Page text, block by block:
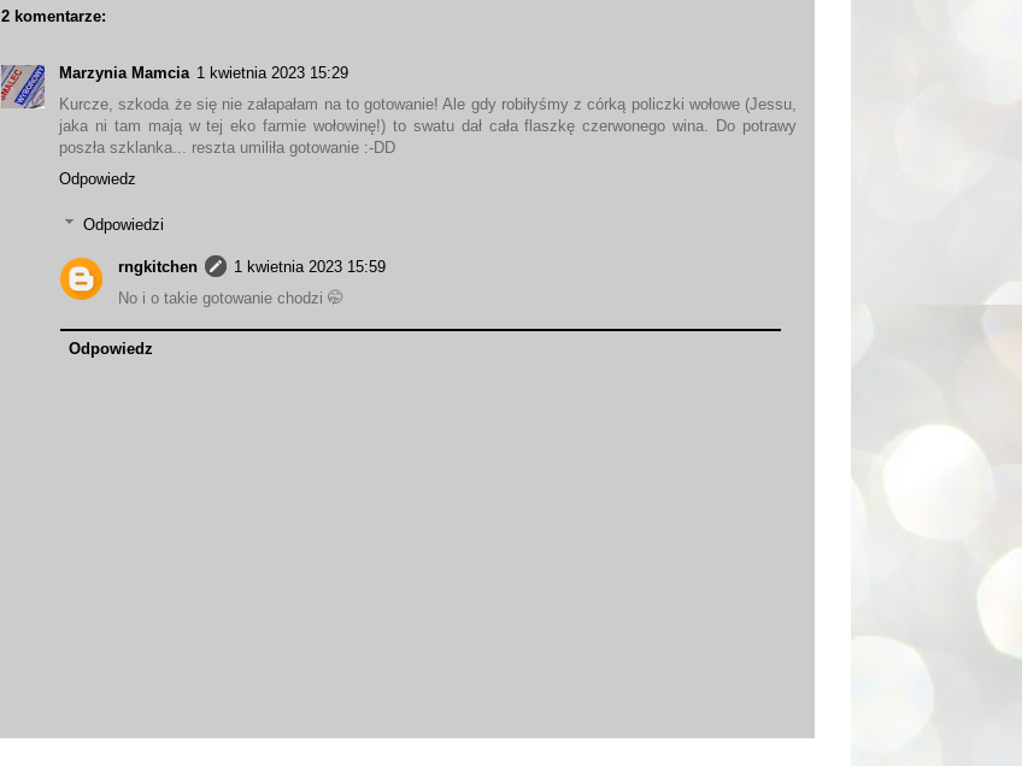
2 komentarze:
Marzynia Mamcia 1 kwietnia 2023 15:29
Kurcze, szkoda że się nie załapałam na to gotowanie! Ale gdy robiłyśmy z córką policzki wołowe (Jessu,
jaka ni tam mają w tej eko farmie wołowinę!) to swatu dał cała flaszkę czerwonego wina. Do potrawy
poszła szklanka... reszta umiliła gotowanie :-DD
Odpowiedz
Odpowiedzi
rngkitchen
1 kwietnia 2023 15:59
No i o takie gotowanie chodzi 🤭
Odpowiedz